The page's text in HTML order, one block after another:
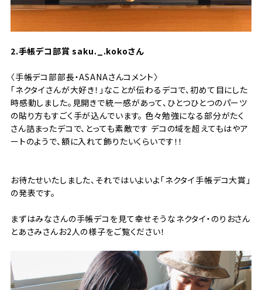
2.手帳デコ部賞saku._.kokoさん
〈手帳デコ部部長・ASANAさんコメント〉
「ネクタイさんが大好き！」なことが伝わるデコで、初めて目にした
時感動しました。見開きで統一感があって、ひとつひとつのパーツ
の貼り方もすごく手が込んでいます。 色々勉強になる部分がたく
さん詰まったデコで、とっても素敵です デコの域を超えてもはやア
ートのようで、額に入れて飾りたいくらいです！！
お待たせいたしました、それではいよいよ「ネクタイ手帳デコ大賞」
の発表です。
まずはみなさんの手帳デコを見て幸せそうなネクタイ・のりおさん
とあさみさんお2人の様子をご覧ください！